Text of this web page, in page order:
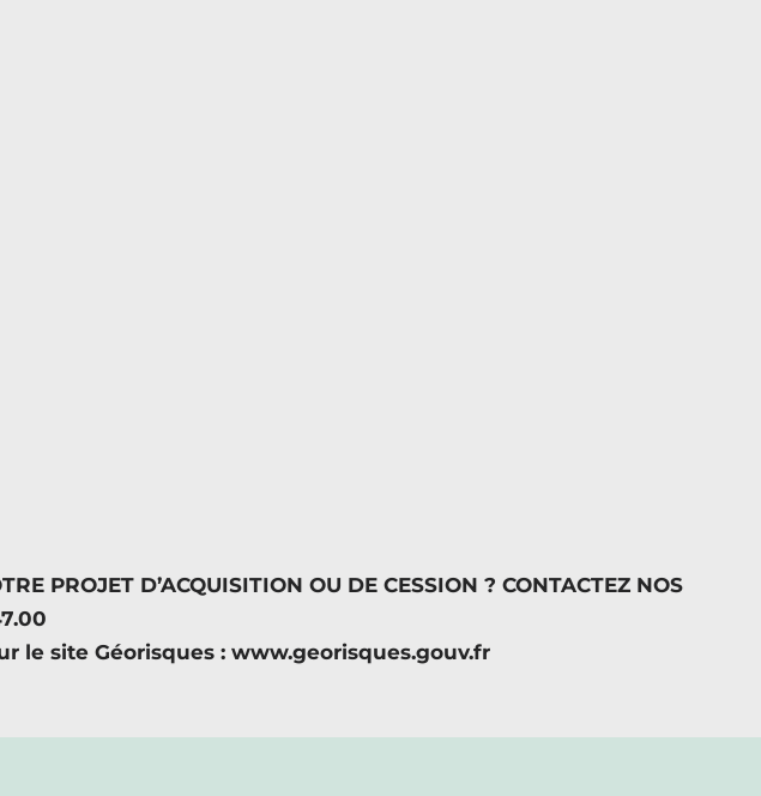
PROJET D’ACQUISITION OU DE CESSION ? CONTACTEZ NOS
le site Géorisques : www.georisques.gouv.fr